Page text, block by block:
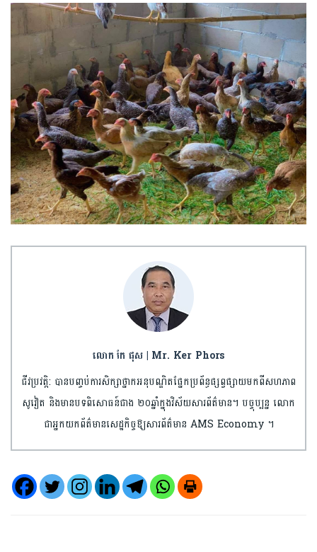
លោក កែ ផុស | Mr. Ker Phors
ជីវប្រវត្តិ: បានបញ្ចប់ការសិក្សាថ្នាកអនុបណ្ឌិតផ្នែកប្រព័ន្ធផ្សព្វផ្សាយមកពីសហភាព
សូវៀត និងមានបទពិសោធន៍ជាង ២០ឆ្នាំក្នុងវិស័យសារព័ត៌មាន។ បច្ចុប្បន្ន លោក
ជាអ្នកយកព័ត៌មានសេដ្ឋកិច្ចឱ្យសារព័ត៌មាន AMS Economy ។